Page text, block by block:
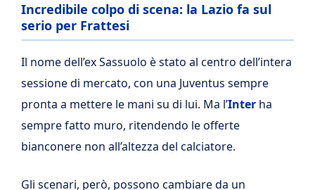
Incredibile colpo di scena: la Lazio fa sul
serio per Frattesi
Il nome dell’ex Sassuolo è stato al centro dell’intera
sessione di mercato, con una Juventus sempre
pronta a mettere le mani su di lui. Ma l’Inter ha
sempre fatto muro, ritendendo le offerte
bianconere non all’altezza del calciatore.
Gli scenari, però, possono cambiare da un